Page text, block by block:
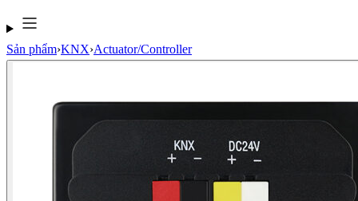
Sản phẩm›KNX›Actuator/Controller